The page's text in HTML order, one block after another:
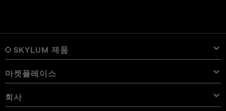
SKYLUM 제품
Luminar Neo
가격
개요
Aperty
마켓플레이스
프리셋
회사